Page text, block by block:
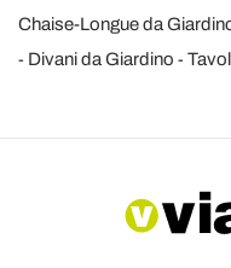
Chaise-Longue da
Divani da Giardino